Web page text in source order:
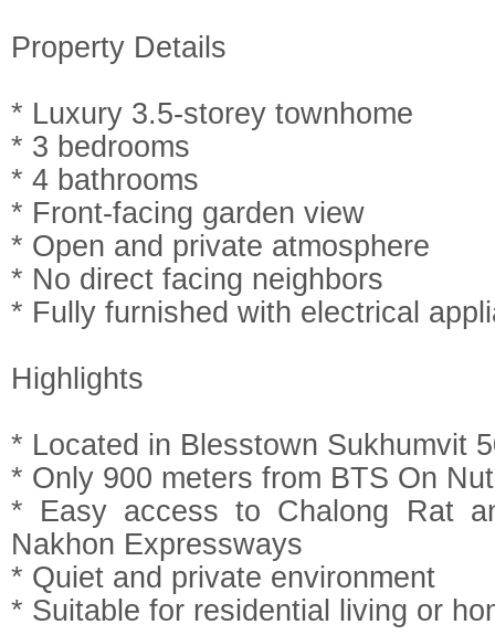
Property Details
* Luxury 3.5-storey townhome
* 3 bedrooms
* 4 bathrooms
* Front-facing garden view
* Open and private atmosphere
* No direct facing neighbors
* Fully furnished with electrical
Highlights
* Located in Blesstown Sukhumvit
* Only 900 meters from BTS On Nut
* Easy access to Chalong Rat
Nakhon Expressways
* Quiet and private environment
* Suitable for residential living or